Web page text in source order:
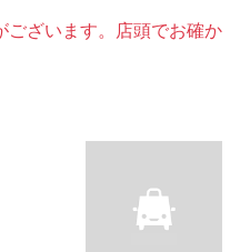
ざいます。店頭でお確か